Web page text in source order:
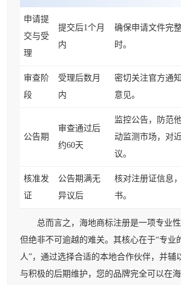
申请提
交与受
理
提交后1个月
内
确保申请文件完
时。
审查阶
段
受理后数月
内
密切关注官方通
意见。
公告期
审查通过后
约60天
监控公告，防范
动监测市场，对
议。
核准发
证
公告期满无
异议后
核对注册证信息
书。
总而言之，海地商标注册是一项专业性
但绝非不可逾越的难关。其核心在于“专业
人”，通过选择合适的本地合作伙伴，并辅
与积极的后期维护，您的品牌完全可以在